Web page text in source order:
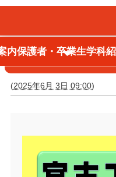
内保護者・卒業生学科
オープン
(2025年6月 3日 09:00)